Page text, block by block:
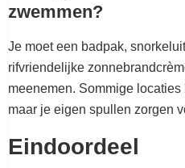
zwemmen?
Je moet een badpak,
rifvriendelijke
meenemen. Sommige
maar je eigen spullen zorgen
Eindoordeel